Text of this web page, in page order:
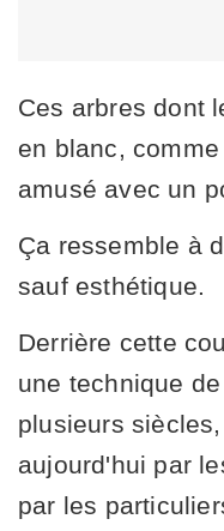
Ces arbres dont
en blanc,
amusé avec un
Ça ressemble à
sauf esthétique.
Derrière cette
une technique
plusieurs
aujourd'hui par
par les